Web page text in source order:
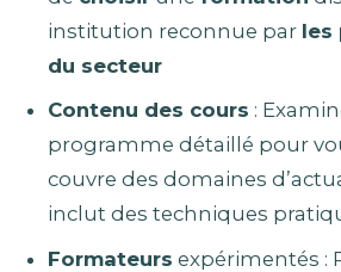
institution reconnue par les
du secteur
Contenu des cours :
programme détaillé pour
couvre des domaines
inclut des techniques
Formateurs expérimentés :